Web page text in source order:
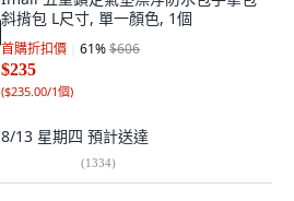
斜揹包 L尺寸, 單一顏色, 1個
首購折扣價 61%$606
$235
($235.00/1個)
8/13 星期四 預計送達
(1334)